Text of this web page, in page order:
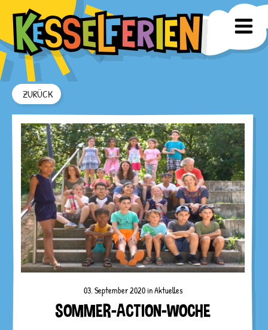
ZURÜCK
03. September 2020 inAktuelles
SOMMER-ACTION-WOCHE